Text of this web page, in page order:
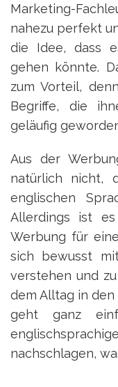
Marketing-
nahezu perfekt
die Idee, dass
gehen könnte.
zum Vorteil,
Begriffe, die
geläufig
Aus der
natürlich nicht,
englischen
Allerdings ist
Werbung für
sich bewusst
verstehen und
dem Alltag in
geht ganz
nachschlagen,